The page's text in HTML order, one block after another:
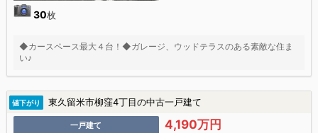
30枚
◆カースペース最大４台！◆ガレージ、ウッドテラスのある素敵な住ま
い♪
値下がり 東久留米市柳窪4丁目の中古一戸建て
一戸建て 4,190万円